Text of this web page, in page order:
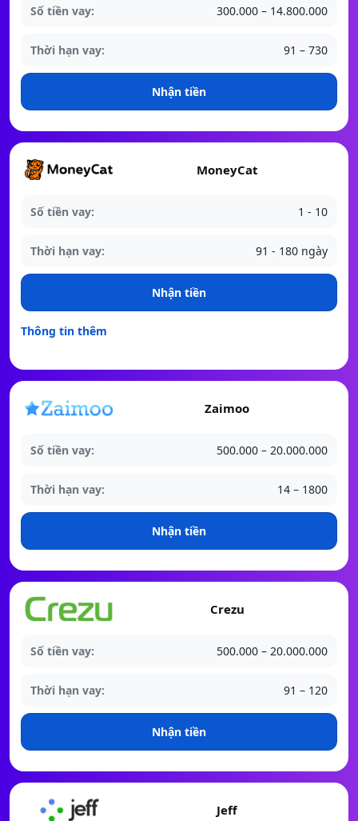
Số tiền vay: 300.000 – 14.800.000
Thời hạn vay: 91 – 730
Nhận tiền
MoneyCat
Số tiền vay: 1 - 10
Thời hạn vay: 91 - 180 ngày
Nhận tiền
Thông tin thêm
Zaimoo
Số tiền vay: 500.000 – 20.000.000
Thời hạn vay: 14 – 1800
Nhận tiền
Crezu
Số tiền vay: 500.000 – 20.000.000
Thời hạn vay: 91 – 120
Nhận tiền
Jeff